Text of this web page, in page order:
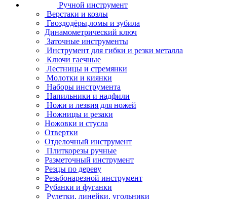
Ручной инструмент
Верстаки и козлы
Гвоздодёры,ломы и зубила
Динамометрический ключ
Заточные инструменты
Инструмент для гибки и резки металла
Ключи гаечные
Лестницы и стремянки
Молотки и киянки
Наборы инструмента
Напильники и надфили
Ножи и лезвия для ножей
Ножницы и резаки
Ножовки и стусла
Отвертки
Отделочный инструмент
Плиткорезы ручные
Разметочный инструмент
Резцы по дереву
Резьбонарезной инструмент
Рубанки и фуганки
Рулетки, линейки, угольники